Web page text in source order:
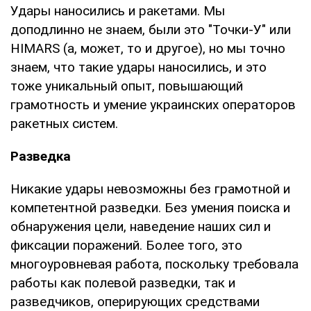
Удары наносились и ракетами. Мы
доподлинно не знаем, были это "Точки-У" или
HIMARS (а, может, то и другое), но мы точно
знаем, что такие удары наносились, и это
тоже уникальный опыт, повышающий
грамотность и умение украинских операторов
ракетных систем.
Разведка
Никакие удары невозможны без грамотной и
компетентной разведки. Без умения поиска и
обнаружения цели, наведение наших сил и
фиксации поражений. Более того, это
многоуровневая работа, поскольку требовала
работы как полевой разведки, так и
разведчиков, оперирующих средствами